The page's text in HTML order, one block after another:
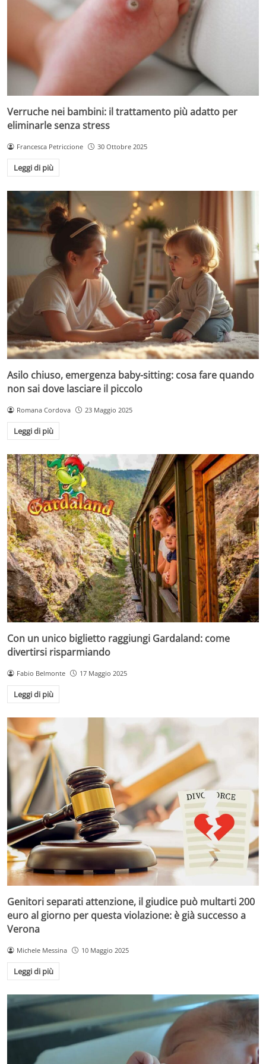
Verruche nei bambini: il trattamento più adatto per
eliminarle senza stress
Francesca Petriccione 30 Ottobre 2025
Leggi di più
Asilo chiuso, emergenza baby-sitting: cosa fare quando
non sai dove lasciare il piccolo
Romana Cordova 23 Maggio 2025
Leggi di più
Con un unico biglietto raggiungi Gardaland: come
divertirsi risparmiando
Fabio Belmonte 17 Maggio 2025
Leggi di più
Genitori separati attenzione, il giudice può multarti 200
euro al giorno per questa violazione: è già successo a
Verona
Michele Messina 10 Maggio 2025
Leggi di più